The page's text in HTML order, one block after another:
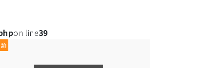
on line39